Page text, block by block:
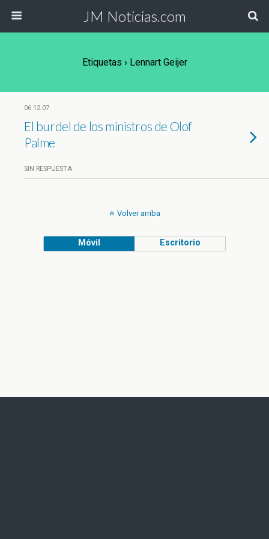
JM Noticias.com
Etiquetas › Lennart Geijer
06.12.07
El burdel de los ministros de Olof
Palme
SIN RESPUESTA
Volver arriba
Móvil Escritorio